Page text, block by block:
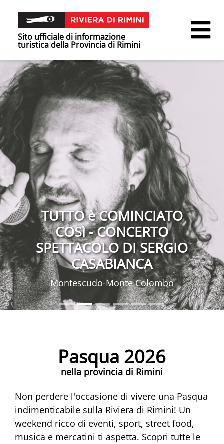
Sito ufficiale di informazione
turistica della Provincia di Rimini
TUTTO è COMINCIATO
COSì - CONCERTO
SPETTACOLO DI SERGIO
CASABIANCA
Montescudo-Monte Colombo
Pasqua 2026
nella provincia di Rimini
Non perdere l'occasione di vivere una Pasqua
indimenticabile sulla Riviera di Rimini! Un
weekend ricco di eventi, sport, street food,
musica e mercatini ti aspetta. Scopri tutte le